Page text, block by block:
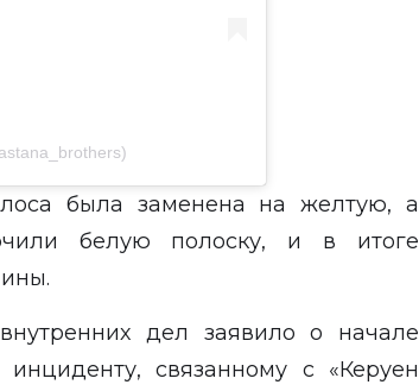
была заменена на желтую, а
белую полоску, и в итоге
дел заявило о начале
связанному с «Керуен